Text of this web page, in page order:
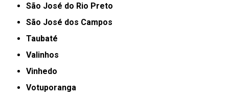
São José do Rio Preto
São José dos Campos
Taubaté
Valinhos
Vinhedo
Votuporanga